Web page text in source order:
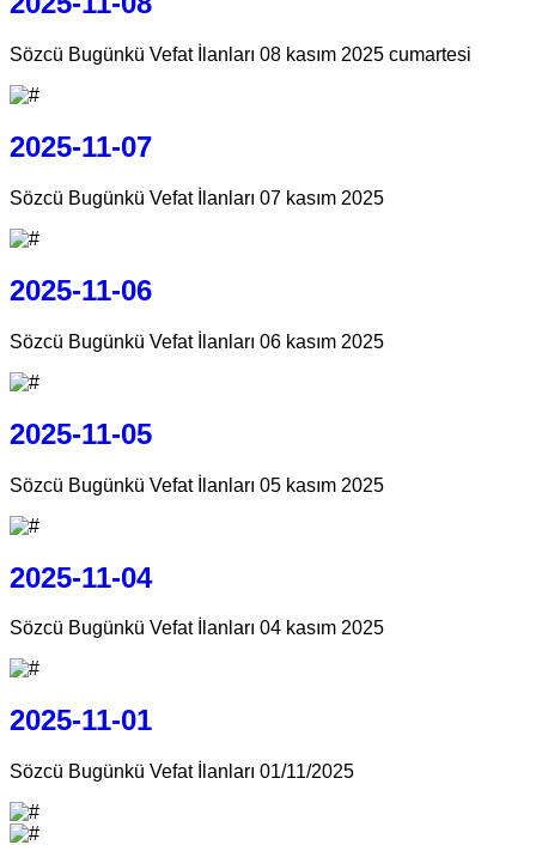
Sözcü Bugünkü Vefat İlanları 08 kasım 2025 cumartesi
2025-11-07
Sözcü Bugünkü Vefat İlanları 07 kasım 2025
2025-11-06
Sözcü Bugünkü Vefat İlanları 06 kasım 2025
2025-11-05
Sözcü Bugünkü Vefat İlanları 05 kasım 2025
2025-11-04
Sözcü Bugünkü Vefat İlanları 04 kasım 2025
2025-11-01
Sözcü Bugünkü Vefat İlanları 01/11/2025